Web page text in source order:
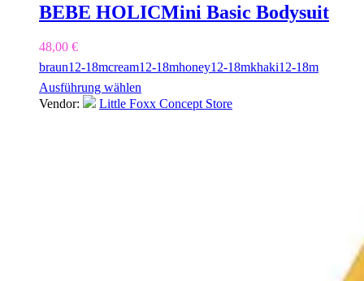
BEBE HOLICMini Basic Bodysuit
48,00 €
braun12-18mcream12-18mhoney12-18mkhaki12-18m
Ausführung wählen
Vendor:
Little Foxx Concept Store